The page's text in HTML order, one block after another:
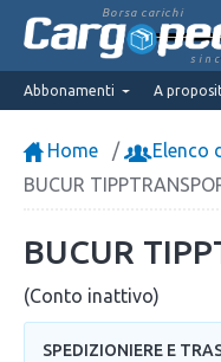
Borsa carichi
Abbonamenti A
Home
Elenco
BUCUR
BUCUR
(Conto inattivo)
SPEDIZIONIERE E